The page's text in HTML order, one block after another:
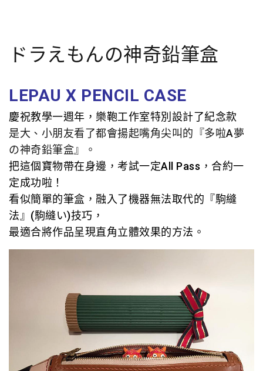
ドラえもんの神奇鉛筆盒
LEPAU X PENCIL CASE
慶祝教學一週年，樂鞄工作室特別設計了紀念款
是大、小朋友看了都會揚起嘴角尖叫的『多啦A夢
の神奇鉛筆盒』。
把這個寶物帶在身邊，考試一定All Pass，合約一
定成功啦！
看似簡單的筆盒，融入了機器無法取代的『駒縫
法』(駒縫い)技巧，
最適合將作品呈現直角立體效果的方法。